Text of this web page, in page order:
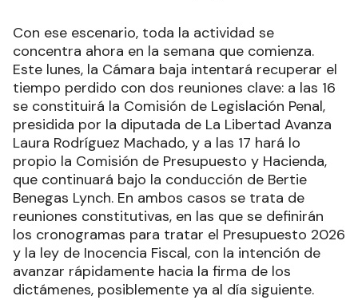
Con ese escenario, toda la actividad se
concentra ahora en la semana que comienza.
Este lunes, la Cámara baja intentará recuperar el
tiempo perdido con dos reuniones clave: a las 16
se constituirá la Comisión de Legislación Penal,
presidida por la diputada de La Libertad Avanza
Laura Rodríguez Machado, y a las 17 hará lo
propio la Comisión de Presupuesto y Hacienda,
que continuará bajo la conducción de Bertie
Benegas Lynch. En ambos casos se trata de
reuniones constitutivas, en las que se definirán
los cronogramas para tratar el Presupuesto 2026
y la ley de Inocencia Fiscal, con la intención de
avanzar rápidamente hacia la firma de los
dictámenes, posiblemente ya al día siguiente.